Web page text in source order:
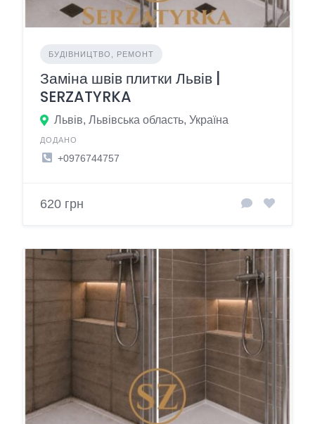
БУДІВНИЦТВО, РЕМОНТ
Заміна швів плитки Львів |
SERZATYRKA
Львів, Львівська область, Україна
ДОДАНО
+0976744757
620 грн